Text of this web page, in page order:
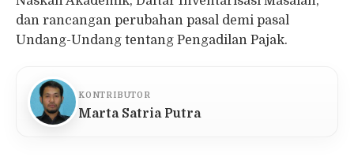
dan rancangan perubahan pasal demi pasal
Undang-Undang tentang Pengadilan Pajak.
KONTRIBUTOR
Marta Satria Putra